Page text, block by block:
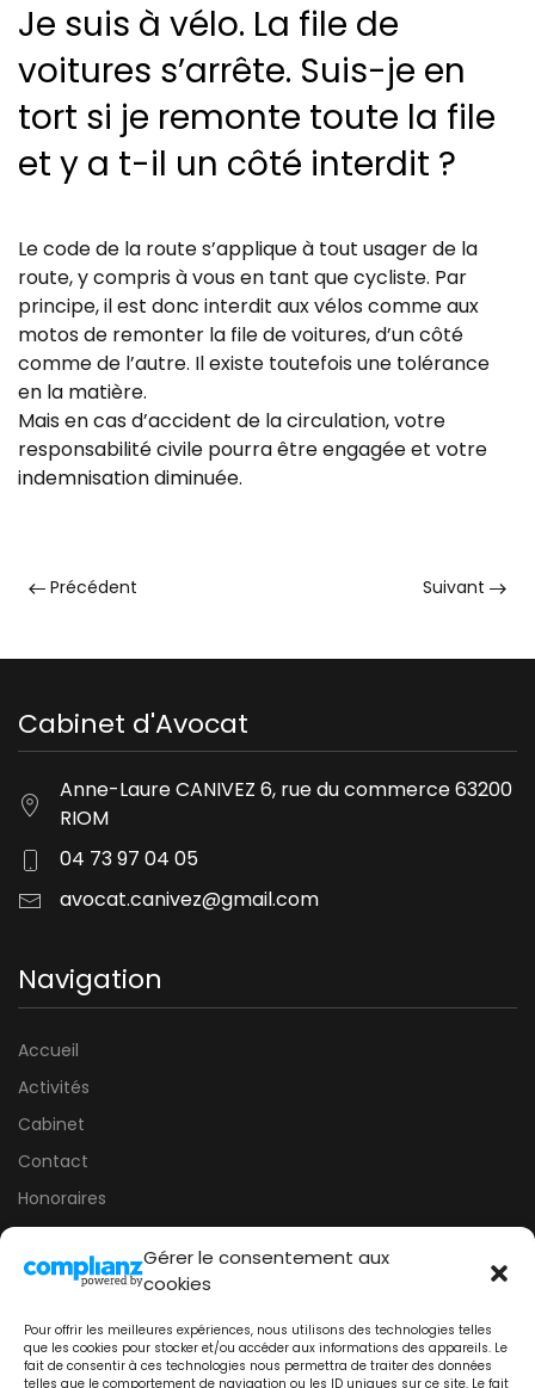
Gérer le consentement aux
cookies
Pour offrir les meilleures expériences, nous utilisons des technologies telles
que les cookies pour stocker et/ou accéder aux informations des appareils. Le
fait de consentir à ces technologies nous permettra de traiter des données
telles que le comportement de navigation ou les ID uniques sur ce site. Le fait
Je suis à vélo. La file de
voitures s’arrête. Suis-je en
tort si je remonte toute la file
et y a t-il un côté interdit ?
Le code de la route s’applique à tout usager de la
route, y compris à vous en tant que cycliste. Par
principe, il est donc interdit aux vélos comme aux
motos de remonter la file de voitures, d’un côté
comme de l’autre. Il existe toutefois une tolérance
en la matière.
Mais en cas d’accident de la circulation, votre
responsabilité civile pourra être engagée et votre
indemnisation diminuée.
Précédent Suivant
Cabinet d'Avocat
Anne-Laure CANIVEZ 6, rue du commerce 63200
RIOM
04 73 97 04 05
avocat.canivez@gmail.com
Navigation
Accueil
Activités
Cabinet
Contact
Honoraires
Mentions légales
Conditions générales